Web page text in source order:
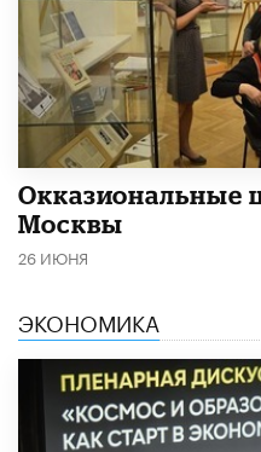
​Окказиональные
Москвы
26 ИЮНЯ
ЭКОНОМИКА